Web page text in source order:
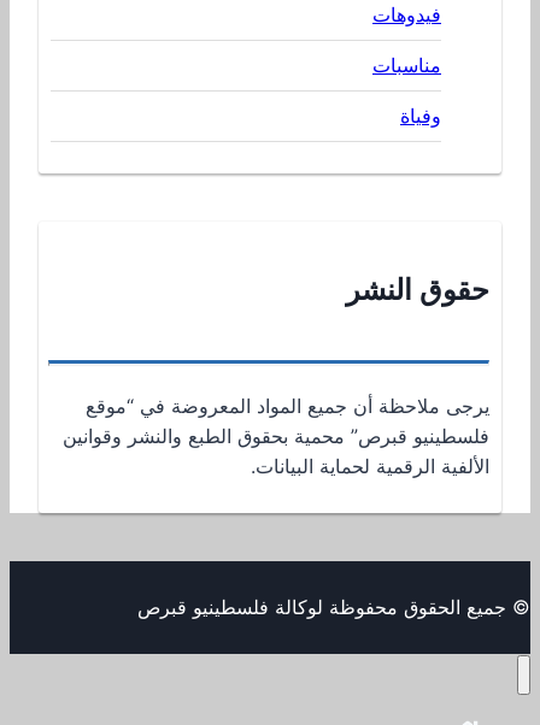
فيدوهات
مناسبات
وفياة
حقوق النشر
يرجى ملاحظة أن جميع المواد المعروضة في “موقع
فلسطينيو قبرص” محمية بحقوق الطبع والنشر وقوانين
الألفية الرقمية لحماية البيانات.
© جميع الحقوق محفوظة لوكالة فلسطينيو قبرص